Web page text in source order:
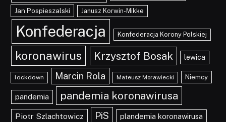
Jan Pospieszalski Janusz Korwin-Mikke
Konfederacja Konfederacja Korony Polskiej
koronawirus Krzysztof Bosak lewica
lockdown Marcin Rola Mateusz Morawiecki Niemcy
pandemia pandemia koronawirusa
Piotr Szlachtowicz PiS plandemia koronawirusa